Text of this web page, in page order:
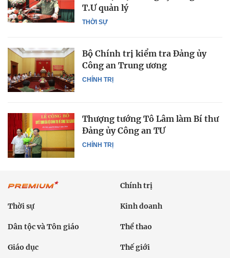
THỜI SỰ
T.Ư quản lý
CHÍNH TRỊ
Bộ Chính trị kiểm tra Đảng ủy
Công an Trung ương
CHÍNH TRỊ
Thượng tướng Tô Lâm làm Bí thư
Đảng ủy Công an TƯ
Chính trị
Thời sự Kinh doanh
Dân tộc và Tôn giáo Thể thao
Giáo dục Thế giới